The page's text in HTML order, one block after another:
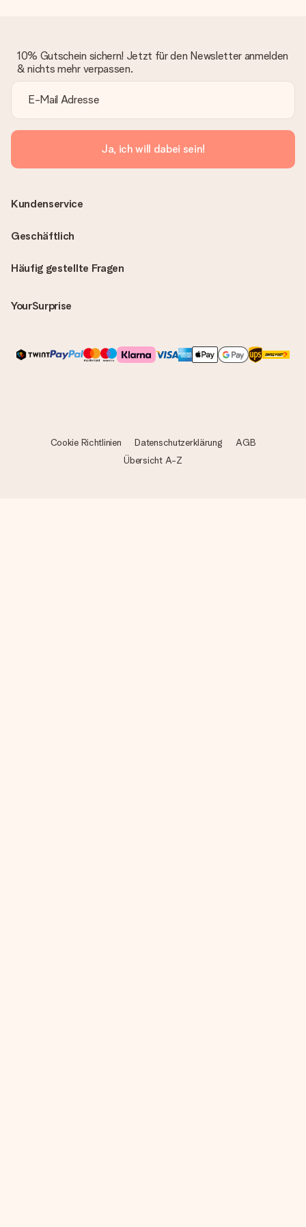
10% Gutschein sichern! Jetzt für den Newsletter anmelden
& nichts mehr verpassen.
Ja, ich will dabei sein!
Häufig gestellte Fragen
YourSurprise
Kundenservice
Geschäftlich
Cookie Richtlinien Datenschutzerklärung
AGB
Übersicht A-Z